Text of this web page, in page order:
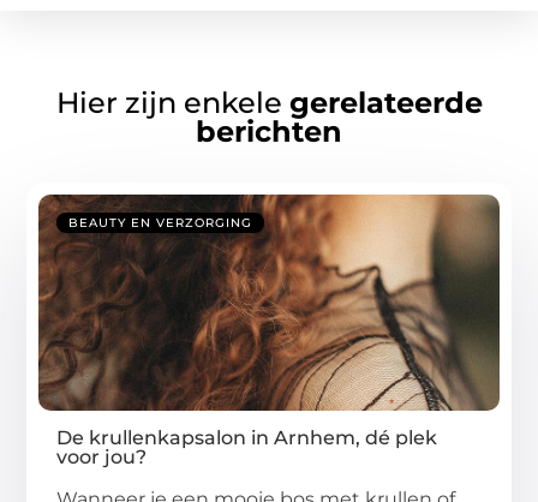
Hier zijn enkele gerelateerde
berichten
BEAUTY EN VERZORGING
De krullenkapsalon in Arnhem, dé plek
voor jou?